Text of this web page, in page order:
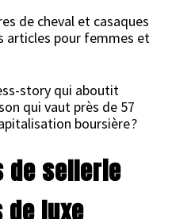
de cheval et casaques
articles pour femmes et
story qui aboutit
qui vaut près de 57
boursière ?
de sellerie
luxe